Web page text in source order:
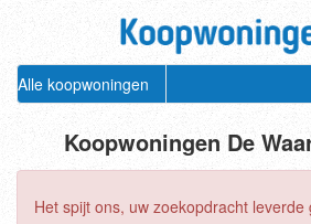
Alle koopwoningen
Koopwoningen De
Het spijt ons, uw zoekopdracht